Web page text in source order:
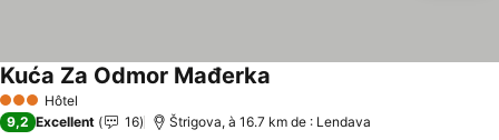
3 ÉtoilesHôtel
Kuća Za Odmor Mađerka
9,2 Excellent 16 Štrigova, à 16.7 km de : Lendava